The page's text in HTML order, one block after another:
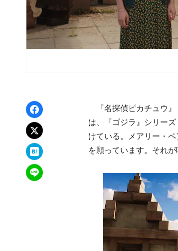
Facebookでシェア
xでポスト
はてなブックマーク
LINEで送る
『名探偵ピカチュウ
は、『ゴジラ』シリー
けている。メアリー・
を願っています。それ